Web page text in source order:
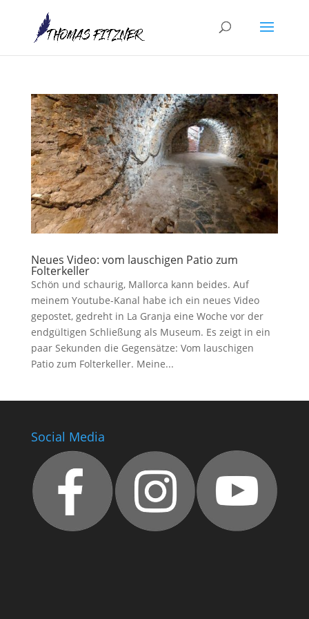
Neues Video: vom lauschigen Patio zum
Folterkeller
Schön und schaurig, Mallorca kann beides. Auf
meinem Youtube-Kanal habe ich ein neues Video
gepostet, gedreht in La Granja eine Woche vor der
endgültigen Schließung als Museum. Es zeigt in ein
paar Sekunden die Gegensätze: Vom lauschigen
Patio zum Folterkeller. Meine...
Social Media